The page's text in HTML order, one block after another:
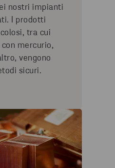
nostri impianti
I prodotti
tra cui
mercurio,
vengono
sicuri.